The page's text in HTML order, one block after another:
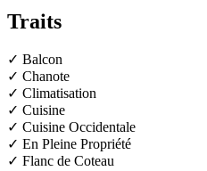
Traits
✓ Balcon
✓ Chanote
✓ Climatisation
✓ Cuisine
✓ Cuisine Occidentale
✓ En Pleine Propriété
✓ Flanc de Coteau